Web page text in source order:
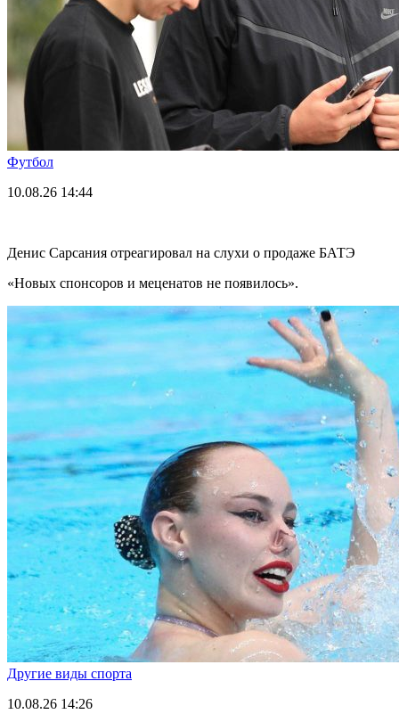
Футбол
10.08.26 14:44
Денис Сарсания отреагировал на слухи о продаже БАТЭ
«Новых спонсоров и меценатов не появилось».
Другие виды спорта
10.08.26 14:26